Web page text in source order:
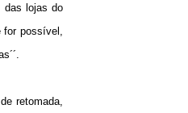
das lojas do
possível,
retomada,